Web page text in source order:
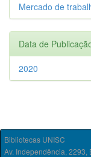
Mercado de
Data de
2020
Bibliotecas UNISC
Av. Independência,